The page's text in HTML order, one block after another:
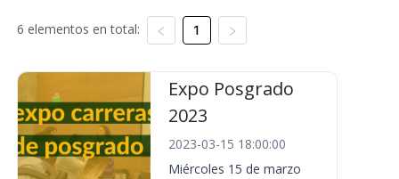
6 elementos en total: 1
Expo Posgrado
2023
2023-03-15 18:00:00
Miércoles 15 de marzo